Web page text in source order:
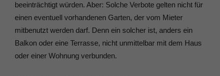
beeinträchtigt würden. Aber: Solche Verbote gelten nicht für
einen eventuell vorhandenen Garten, der vom Mieter
mitbenutzt werden darf. Denn ein solcher ist, anders ein
Balkon oder eine Terrasse, nicht unmittelbar mit dem Haus
oder einer Wohnung verbunden.